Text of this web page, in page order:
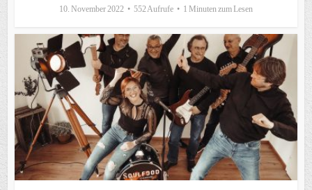
10. November 2022 552 Aufrufe 1 Minuten zum Lesen